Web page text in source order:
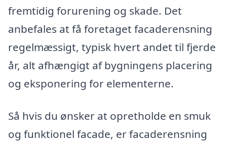
fremtidig forurening og skade. Det
anbefales at få foretaget facaderensning
regelmæssigt, typisk hvert andet til fjerde
år, alt afhængigt af bygningens placering
og eksponering for elementerne.
Så hvis du ønsker at opretholde en smuk
og funktionel facade, er facaderensning